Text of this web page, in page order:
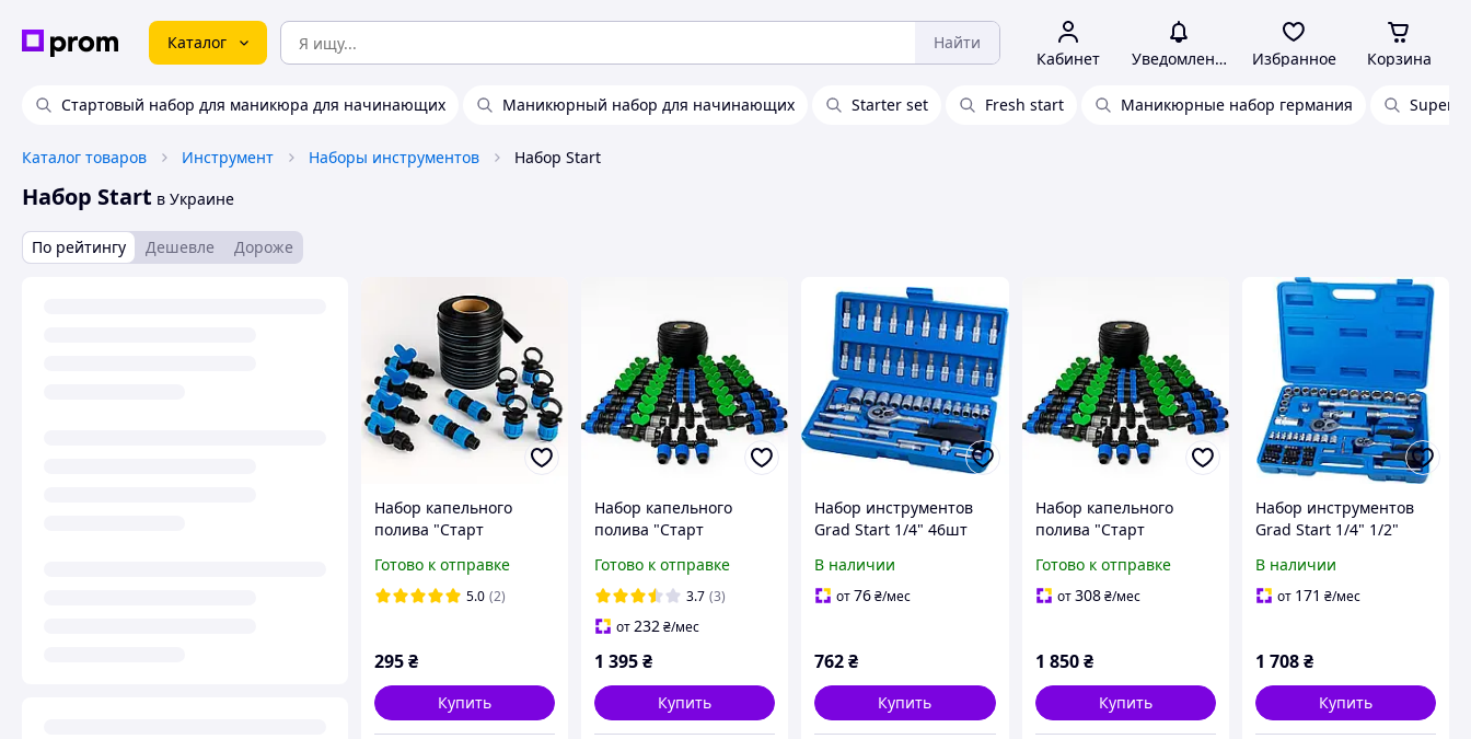
Каталог Найти
Кабинет Уведомления Избранное Корзина
Стартовый набор для маникюра для начинающих Маникюрный набор для начинающих Starter set Fresh start Маникюрные набор германия Super
Каталог товаров Инструмент Наборы инструментов Набор Start
Набор Start в Украине
По рейтингу Дешевле Дороже
Набор капельного
полива "Старт
Капельная лента,
краники, заглушки,
Готово к отправке
5.0 (2)
295₴
Купить
Набор капельного
полива "Старт
Капельная лента,
краники, заглушки,
ремонтники.
Готово к отправке
3.7 (3)
от232₴/мес
1 395₴
Купить
Набор инструментов
Grad Start 1/4" 46шт
В наличии
от76₴/мес
762₴
Купить
Набор капельного
полива "Старт
Капельная лента,
краники, заглушки,
Готово к отправке
от308 ₴/мес
1 850 ₴
Купить
Набор инструментов
Grad Start 1/4" 1/2"
В наличии
от 171 ₴/мес
1 708₴
Купить